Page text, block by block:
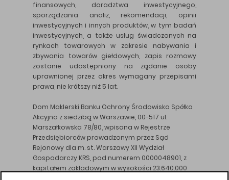
finansowych, doradztwa inwestycyjnego,
sporządzania analiz, rekomendacji, opinii
inwestycyjnych i innych produktów, w tym badań
inwestycyjnych, a także usług świadczonych na
rynkach towarowych w zakresie nabywania i
zbywania towarów giełdowych, zapis rozmowy
zostanie udostępniony na żądanie osoby
uprawnionej przez okres wymagany przepisami
prawa, nie krótszy niż 5 lat.
Dom Maklerski Banku Ochrony Środowiska Spółka
Akcyjna z siedzibą w Warszawie, 00-517 ul.
Marszałkowska 78/80, wpisana w Rejestrze
Przedsiębiorców prowadzonym przez Sąd
Rejonowy dla m. st. Warszawy XII Wydział
Gospodarczy KRS, pod numerem 0000048901, z
kapitałem zakładowym w wysokości 23.640.000